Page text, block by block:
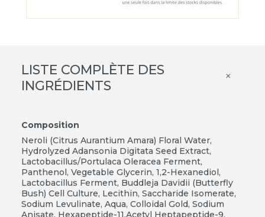
LISTE COMPLÈTE DES
INGRÉDIENTS
×
Composition
Neroli (Citrus Aurantium Amara) Floral Water,
Hydrolyzed Adansonia Digitata Seed Extract,
Lactobacillus/Portulaca Oleracea Ferment,
Panthenol, Vegetable Glycerin, 1,2-Hexanediol,
Lactobacillus Ferment, Buddleja Davidii (Butterfly
Bush) Cell Culture, Lecithin, Saccharide Isomerate,
Sodium Levulinate, Aqua, Colloidal Gold, Sodium
Anisate, Hexapeptide-11,Acetyl Heptapeptide-9,